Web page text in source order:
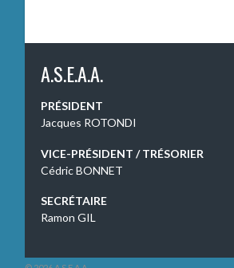
A.S.E.A.A.
PRÉSIDENT
Jacques ROTONDI
VICE-PRÉSIDENT / TRÉSORIER
Cédric BONNET
SECRÉTAIRE
Ramon GIL